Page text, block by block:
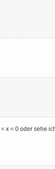
x = 0 oder sehe